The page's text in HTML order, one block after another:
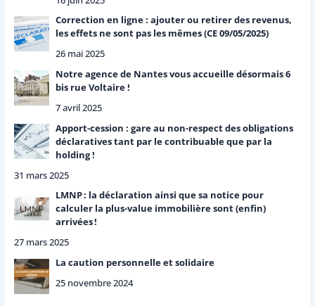
Correction en ligne : ajouter ou retirer des revenus,
les effets ne sont pas les mêmes (CE 09/05/2025)
26 mai 2025
Notre agence de Nantes vous accueille désormais 6
bis rue Voltaire !
7 avril 2025
Apport-cession : gare au non-respect des obligations
déclaratives tant par le contribuable que par la
holding !
31 mars 2025
LMNP : la déclaration ainsi que sa notice pour
calculer la plus-value immobilière sont (enfin)
arrivées !
27 mars 2025
La caution personnelle et solidaire
25 novembre 2024